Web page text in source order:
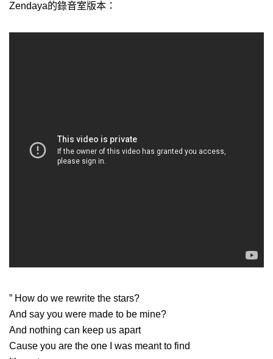
Zendaya的錄音室版本：
” How do we rewrite the stars?
And say you were made to be mine?
And nothing can keep us apart
Cause you are the one I was meant to find